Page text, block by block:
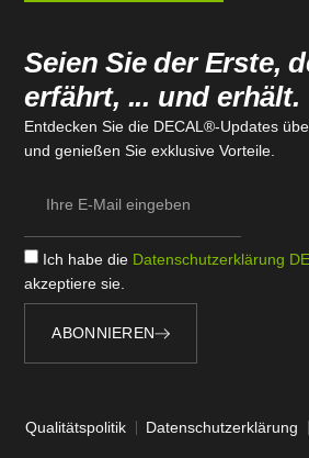
Seien Sie der Erste,
erfährt, ... und erhält.
Entdecken Sie die DECAL®-Updates
und genießen Sie exklusive Vorteile.
Ich habe die Datenschutzerklärung
akzeptiere sie.
ABONNIEREN
Qualitätspolitik Datenschutzerklärung